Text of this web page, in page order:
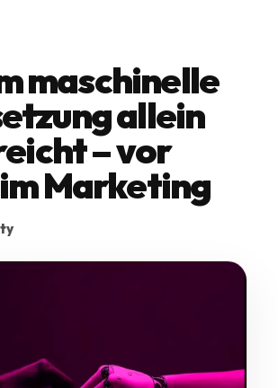
maschinelle
allein
– vor
Marketing